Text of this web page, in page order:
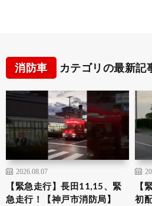
消防車 カテゴリの最新記
2026.08.07
【緊急走行】長田11,15、緊
急走行！【神戸市消防局】
【
初